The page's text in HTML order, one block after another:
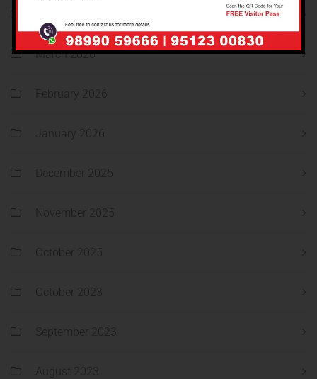
March 2026
February 2026
January 2026
December 2025
November 2025
October 2025
October 2023
September 2023
August 2023